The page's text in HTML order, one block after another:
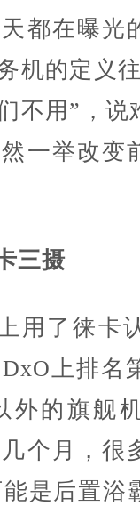
都在曝光
机的定义
不用”，说
一举改变
三摄
了徕卡
上排名
外的旗舰
个月，很
是后置浴